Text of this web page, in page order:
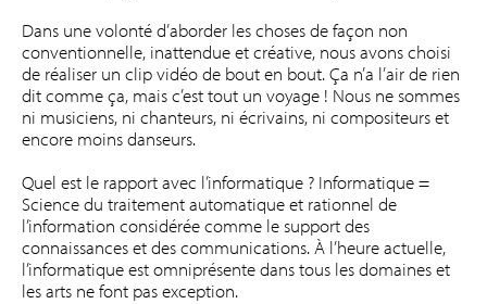
Dans une volonté d’aborder les choses de façon non
conventionnelle, inattendue et créative, nous avons choisi
de réaliser un clip vidéo de bout en bout. Ça n’a l’air de rien
dit comme ça, mais c’est tout un voyage ! Nous ne sommes
ni musiciens, ni chanteurs, ni écrivains, ni compositeurs et
encore moins danseurs.
Quel est le rapport avec l’informatique ? Informatique =
Science du traitement automatique et rationnel de
l’information considérée comme le support des
connaissances et des communications. À l’heure actuelle,
l’informatique est omniprésente dans tous les domaines et
les arts ne font pas exception.